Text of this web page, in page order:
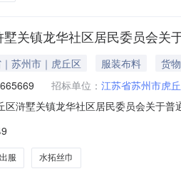
关镇龙华社区居民委员会关
苏州市｜虎丘区 服装布料
货物
招标单位： 江苏省苏州市虎
区浒墅关镇龙华社区居民委员会关于
联系电话:/采购计划信息：项目所在行
服 水拓丝巾